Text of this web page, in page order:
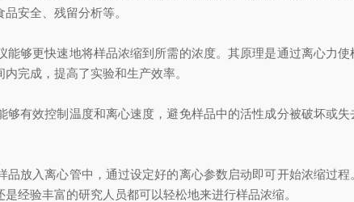
安全、残留分析等。
更快速地将样品浓缩到所需的浓度。其原理是通过离心力
完成，提高了实验和生产效率。
效控制温度和离心速度，避免样品中的活性成分被破坏或
入离心管中，通过设定好的离心参数启动即可开始浓缩过
经验丰富的研究人员都可以轻松地来进行样品浓缩。